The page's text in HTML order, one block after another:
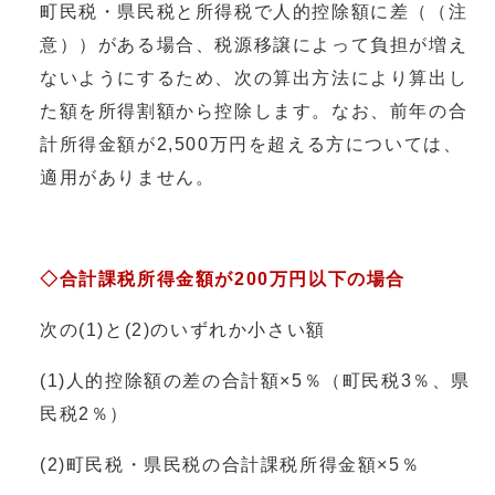
町民税・県民税と所得税で人的控除額に差（（注
意））がある場合、税源移譲によって負担が増え
ないようにするため、次の算出方法により算出し
た額を所得割額から控除します。なお、前年の合
計所得金額が2,500万円を超える方については、
適用がありません。
◇合計課税所得金額が200万円以下の場合
次の(1)と(2)のいずれか小さい額
(1)人的控除額の差の合計額×5％（町民税3％、県
民税2％）
(2)町民税・県民税の合計課税所得金額×5％